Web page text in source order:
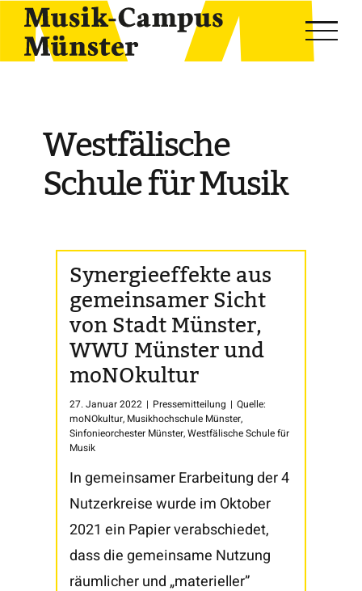
Skip
content
Westfälische
Schule für Musik
Synergieeffekte aus
gemeinsamer Sicht
von Stadt Münster,
WWU Münster und
moNOkultur
27. Januar 2022 | Pressemitteilung | Quelle:
moNOkultur, Musikhochschule Münster,
Sinfonieorchester Münster,Westfälische Schule für
Musik
In gemeinsamer Erarbeitung der 4
Nutzerkreise wurde im Oktober
2021 ein Papier verabschiedet,
dass die gemeinsame Nutzung
räumlicher und „materieller”